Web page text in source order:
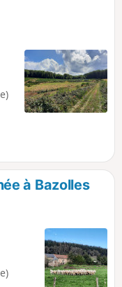
à Bazolles